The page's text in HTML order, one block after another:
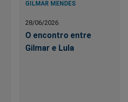
GILMAR MENDES
28/06/2026
O encontro entre
Gilmar e Lula